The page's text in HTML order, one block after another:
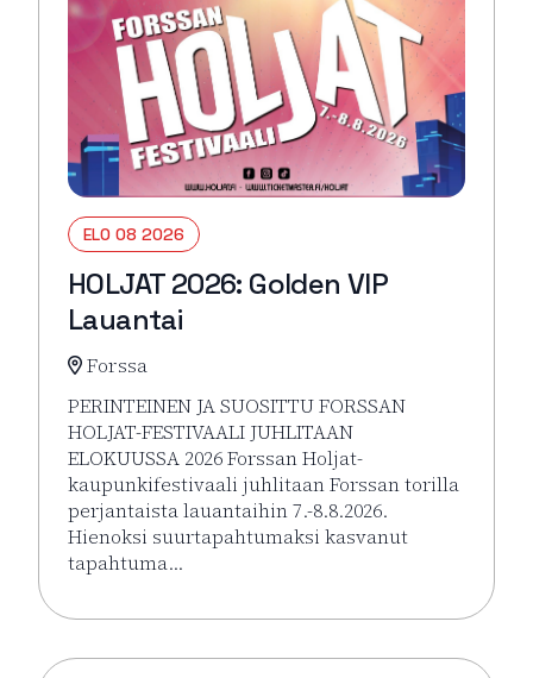
ELO 08 2026
HOLJAT 2026: Golden VIP
Lauantai
Forssa
PERINTEINEN JA SUOSITTU FORSSAN
HOLJAT-FESTIVAALI JUHLITAAN
ELOKUUSSA 2026 Forssan Holjat-
kaupunkifestivaali juhlitaan Forssan torilla
perjantaista lauantaihin 7.-8.8.2026.
Hienoksi suurtapahtumaksi kasvanut
tapahtuma…
Lue lisää tapahtumasta HOLJAT 2026: Golden VIP